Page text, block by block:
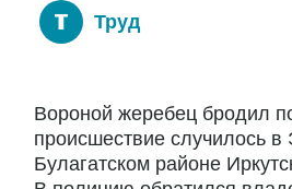
Труд
Вороной жеребец бродил
происшествие случилось в
Булагатском районе